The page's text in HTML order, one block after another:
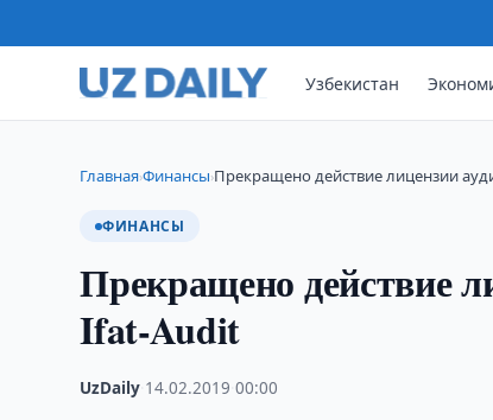
Узбекистан
Главная›Финансы›Прекращено действие лицензии
ФИНАНСЫ
Прекращено действие
Ifat-Audit
UzDaily 14.02.2019 ·00:00